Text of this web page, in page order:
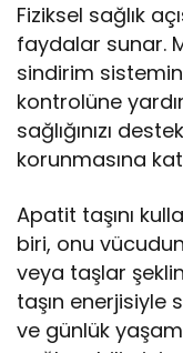
Fiziksel sağlık
faydalar sunar.
sindirim
kontrolüne
sağlığınızı
korunmasına
Apatit taşını
biri, onu
veya taşlar
taşın enerjisiyle
ve günlük